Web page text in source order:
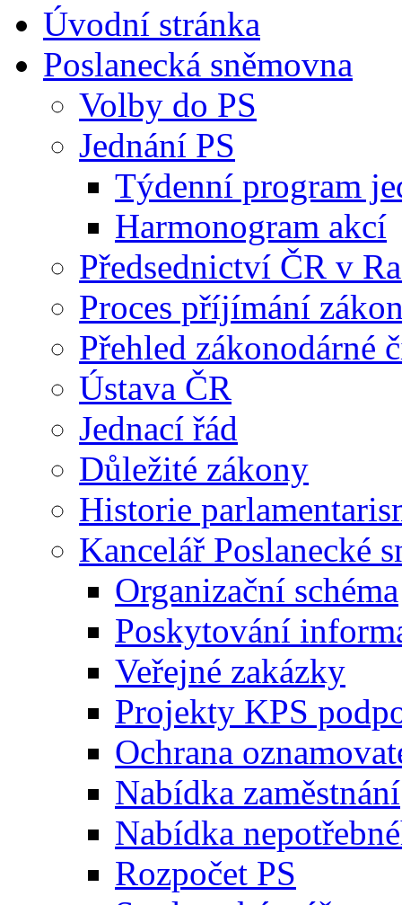
Úvodní stránka
Poslanecká sněmovna
Volby do PS
Jednání PS
Týdenní program
Harmonogram akcí
Předsednictví ČR v
Proces příjímání
Přehled zákonodárné
Ústava ČR
Jednací řád
Důležité zákony
Historie
Kancelář Poslanecké
Organizační schéma
Poskytování
Veřejné zakázky
Projekty KPS
Ochrana
Nabídka zaměstnání
Nabídka
Rozpočet PS